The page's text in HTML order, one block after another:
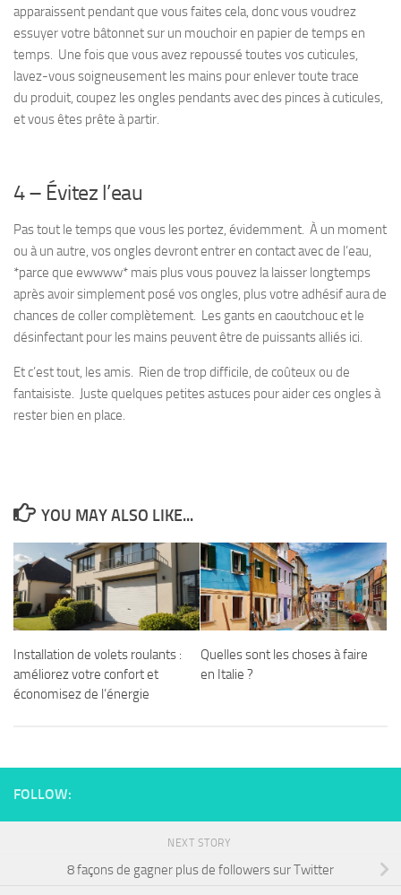
apparaissent pendant que vous faites cela, donc vous voudrez
essuyer votre bâtonnet sur un mouchoir en papier de temps en
temps. Une fois que vous avez repoussé toutes vos cuticules,
lavez-vous soigneusement les mains pour enlever toute trace
du produit, coupez les ongles pendants avec des pinces à cuticules,
et vous êtes prête à partir.
4 – Évitez l’eau
Pas tout le temps que vous les portez, évidemment. À un moment
ou à un autre, vos ongles devront entrer en contact avec de l’eau,
*parce que ewwww* mais plus vous pouvez la laisser longtemps
après avoir simplement posé vos ongles, plus votre adhésif aura de
chances de coller complètement. Les gants en caoutchouc et le
désinfectant pour les mains peuvent être de puissants alliés ici.
Et c’est tout, les amis. Rien de trop difficile, de coûteux ou de
fantaisiste. Juste quelques petites astuces pour aider ces ongles à
rester bien en place.
YOU MAY ALSO LIKE...
Installation de volets roulants :
améliorez votre confort et
économisez de l’énergie
Quelles sont les choses à faire
en Italie ?
FOLLOW:
NEXT STORY
8 façons de gagner plus de followers sur Twitter